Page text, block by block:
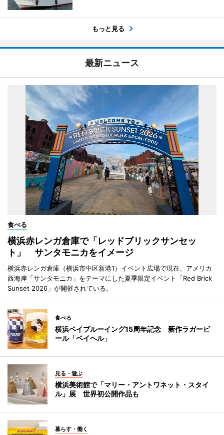
もっと見る
最新ニュース
食べる
横浜赤レンガ倉庫で「レッドブリックサンセッ
ト」 サンタモニカをイメージ
横浜赤レンガ倉庫（横浜市中区新港1）イベント広場で現在、アメリカ
西海岸「サンタモニカ」をテーマにした夏季限定イベント「Red Brick
Sunset 2026」が開催されている。
食べる
横浜ベイブルーイング15周年記念 新作ラガービ
ール「ベイヘル」
見る・遊ぶ
横浜美術館で「マリー・アントワネット・スタイ
ル」展 世界初公開作品も
暮らす・働く